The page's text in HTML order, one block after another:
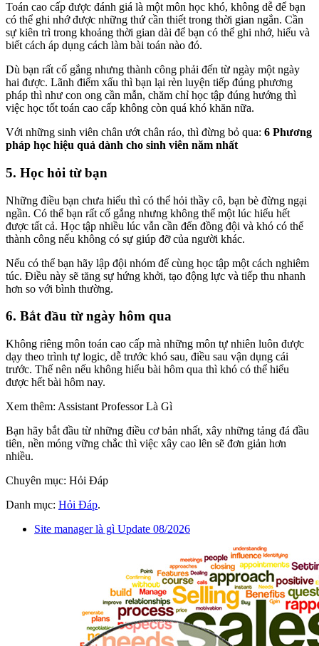
Toán cao cấp được đánh giá là một môn học khó, không dễ để bạn
có thể ghi nhớ được những thứ cần thiết trong thời gian ngắn. Cần
sự kiên trì trong khoảng thời gian dài để bạn có thể ghi nhớ, hiểu và
biết cách áp dụng cách làm bài toán nào đó.
Dù bạn rất cố gắng nhưng thành công phải đến từ ngày một ngày
hai được. Lãnh điểm xấu thì bạn lại rèn luyện tiếp đúng phương
pháp thì như con ong cần mẫn, chăm chỉ học tập đúng hướng thì
việc học tốt toán cao cấp không còn quá khó khăn nữa.
Với những sinh viên chân ướt chân ráo, thì đừng bỏ qua: 6 Phương
pháp học hiệu quả dành cho sinh viên năm nhất
5. Học hỏi từ bạn
Những điều bạn chưa hiểu thì có thể hỏi thầy cô, bạn bè đừng ngại
ngần. Có thể bạn rất cố gắng nhưng không thể một lúc hiểu hết
được tất cả. Học tập nhiều lúc vẫn cần đến đồng đội và khó có thể
thành công nếu không có sự giúp đỡ của người khác.
Nếu có thể bạn hãy lập đội nhóm để cùng học tập một cách nghiêm
túc. Điều này sẽ tăng sự hứng khởi, tạo động lực và tiếp thu nhanh
hơn so với bình thường.
6. Bắt đầu từ ngày hôm qua
Không riêng môn toán cao cấp mà những môn tự nhiên luôn được
dạy theo trình tự logic, dễ trước khó sau, điều sau vận dụng cái
trước. Thế nên nếu không hiểu bài hôm qua thì khó có thể hiểu
được hết bài hôm nay.
Xem thêm: Assistant Professor Là Gì
Bạn hãy bắt đầu từ những điều cơ bản nhất, xây những tảng đá đầu
tiên, nền móng vững chắc thì việc xây cao lên sẽ đơn giản hơn
nhiều.
Chuyên mục: Hỏi Đáp
Danh mục: Hỏi Đáp.
Site manager là gì Update 08/2026